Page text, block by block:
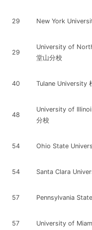
29 New York
29
University of
堂山分校
40 Tulane University
48
University of
分校
54 Ohio State
54 Santa Clara
57 Pennsylvania
57 University of